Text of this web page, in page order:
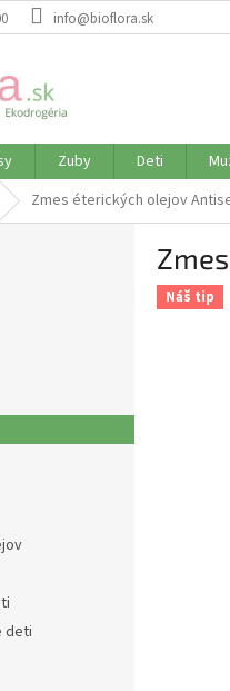
info@bioflora.sk
Zuby Deti
Zmes éterických olejov
deti
Náš tip